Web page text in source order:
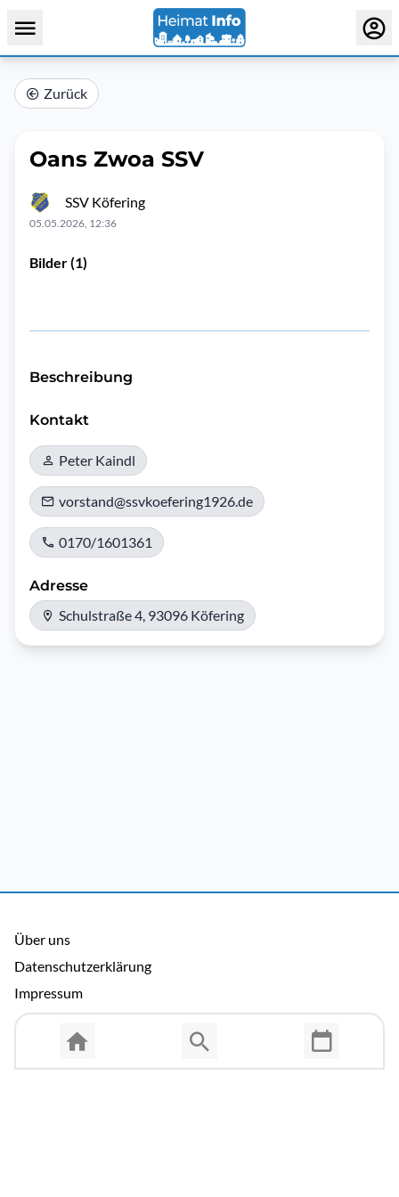
Zurück
Oans Zwoa SSV
SSV Köfering
05.05.2026, 12:36
Bilder (1)
Beschreibung
Kontakt
Peter Kaindl
vorstand@ssvkoefering1926.de
0170/1601361
Adresse
Schulstraße 4, 93096 Köfering
Über uns
Datenschutzerklärung
Impressum
Allgemeine Nutzungsbedingungen